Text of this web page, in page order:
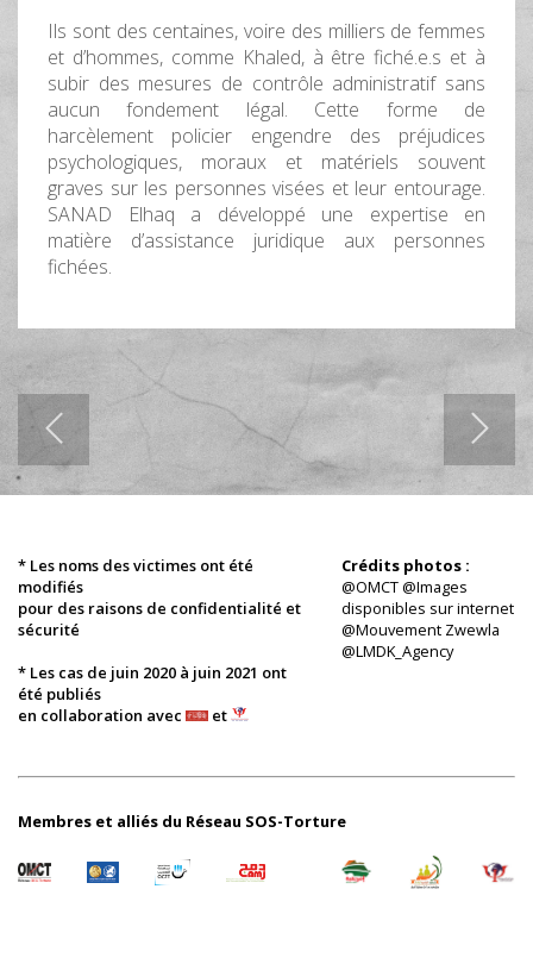
Ils sont des centaines, voire des milliers de femmes
et d’hommes, comme Khaled, à être fiché.e.s et à
subir des mesures de contrôle administratif sans
aucun fondement légal. Cette forme de
harcèlement policier engendre des préjudices
psychologiques, moraux et matériels souvent
graves sur les personnes visées et leur entourage.
SANAD Elhaq a développé une expertise en
matière d’assistance juridique aux personnes
fichées.
* Les noms des victimes ont été
modifiés
pour des raisons de confidentialité et
sécurité
* Les cas de juin 2020 à juin 2021 ont
été publiés
en collaboration avec
et
Crédits photos :
@OMCT @Images
disponibles sur internet
@Mouvement Zwewla
@LMDK_Agency
Membres et alliés du Réseau SOS-Torture